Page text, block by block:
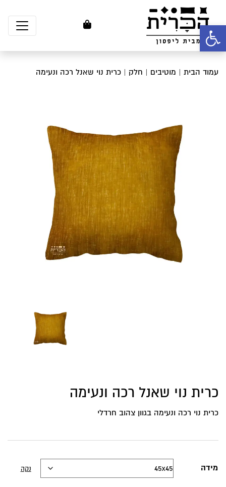
פתח סרגל נגישות
עמוד הבית | מוטיבים | חלק | כרית נוי שאנל רכה ונעימה
כרית נוי שאנל רכה ונעימה
כרית נוי רכה ונעימה בגוון צהוב חרדלי
מידה נקה